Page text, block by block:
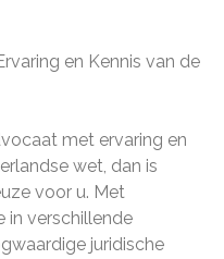
en Kennis van de
met ervaring en
wet, dan is
voor u. Met
in verschillende
juridische